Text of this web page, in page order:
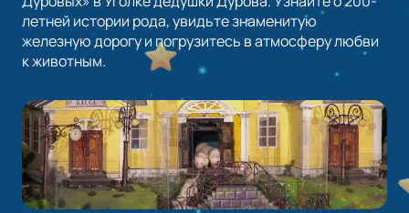
летней истории рода, увидьте знаменитую
железную дорогу и погрузитесь в атмосферу любви
к животным.